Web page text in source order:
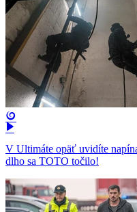
V Ultimáte opäť uvidíte
dlho sa TOTO točilo!